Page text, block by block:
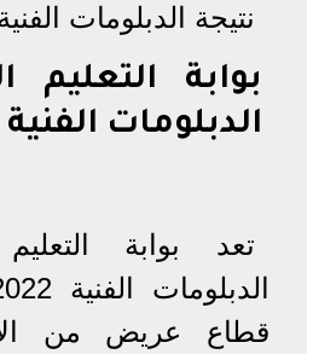
نتيجة الدبلومات الفنية
بوابة التعليم
الدبلومات الفنية 2022
تعد بوابة
قطاع عريض من